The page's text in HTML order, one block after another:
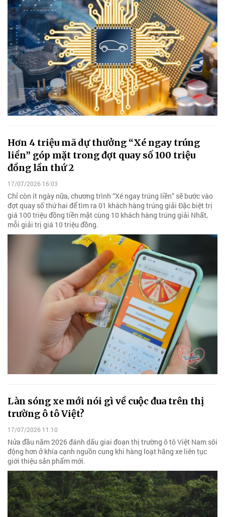
Hơn 4 triệu mã dự thưởng “Xé ngay trúng
liền” góp mặt trong đợt quay số 100 triệu
đồng lần thứ 2
17/07/2026 16:03
Chỉ còn ít ngày nữa, chương trình “Xé ngay trúng liền” sẽ bước vào
đợt quay số thứ hai để tìm ra 01 khách hàng trúng giải Đặc biệt trị
giá 100 triệu đồng tiền mặt cùng 10 khách hàng trúng giải Nhất,
mỗi giải trị giá 10 triệu đồng.
Làn sóng xe mới nói gì về cuộc đua trên thị
trường ô tô Việt?
17/07/2026 11:10
Nửa đầu năm 2026 đánh dấu giai đoạn thị trường ô tô Việt Nam sôi
động hơn ở khía cạnh nguồn cung khi hàng loạt hãng xe liên tục
giới thiệu sản phẩm mới.